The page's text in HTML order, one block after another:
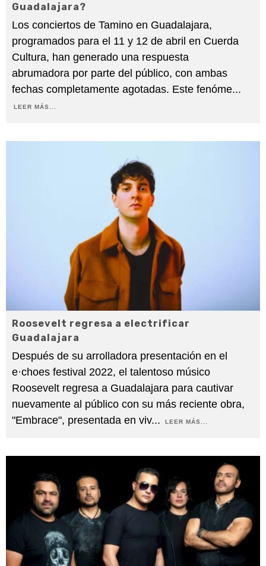
Guadalajara?
Los conciertos de Tamino en Guadalajara,
programados para el 11 y 12 de abril en Cuerda
Cultura, han generado una respuesta
abrumadora por parte del público, con ambas
fechas completamente agotadas. Este fenóme...
LEER MÁS...
Roosevelt regresa a electrificar
Guadalajara
Después de su arrolladora presentación en el
e·choes festival 2022, el talentoso músico
Roosevelt regresa a Guadalajara para cautivar
nuevamente al público con su más reciente obra,
"Embrace", presentada en viv... LEER MÁS...